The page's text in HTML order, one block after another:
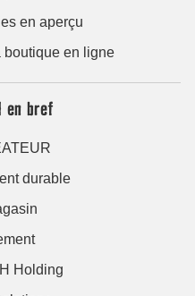
en aperçu
boutique en ligne
en bref
durable
Holding